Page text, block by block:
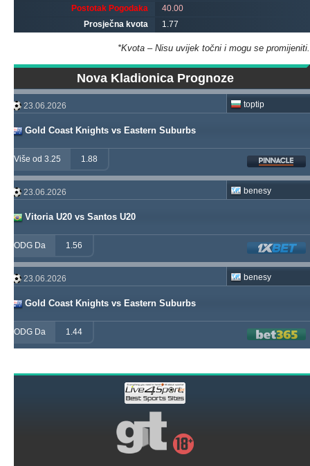
Postotak Pogodaka
Prosječna kvota
40.00
1.77
*Kvota – Nisu uvijek točni i mogu se promijeniti.
Nova Kladionica Prognoze
23.06.2026
Gold Coast Knights vs Eastern Suburbs
toptip
Više od 3.25 1.88
23.06.2026
Vitoria U20 vs Santos U20
benesy
ODG Da 1.56
23.06.2026
Gold Coast Knights vs Eastern Suburbs
benesy
ODG Da 1.44